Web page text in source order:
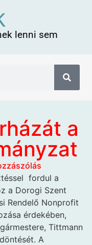
lenni sem
a
fordul a
a Dorogi Szent
Rendelő Nonprofit
érdekében,
Tittmann
A